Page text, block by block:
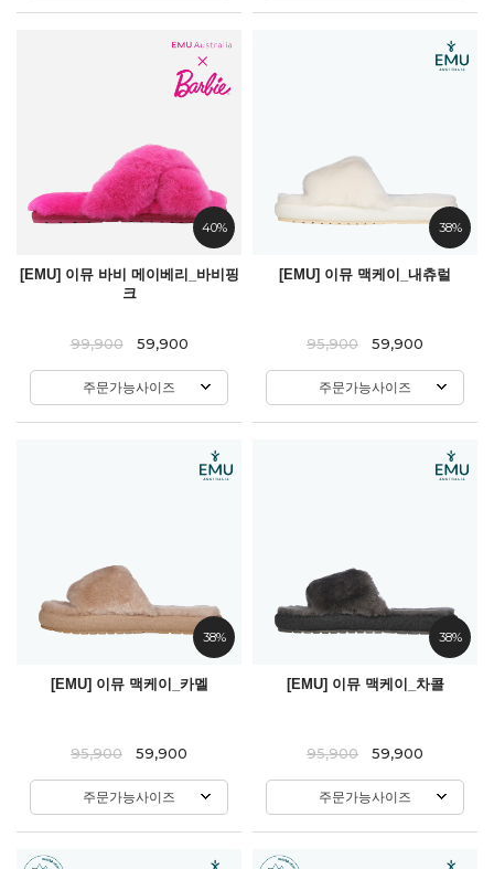
40%
[EMU] 이뮤 바비 메이베리_바비핑
크
99,900 59,900
주문가능사이즈
38%
[EMU] 이뮤 맥케이_내츄럴
95,900 59,900
주문가능사이즈
38%
[EMU] 이뮤 맥케이_카멜
95,900 59,900
주문가능사이즈
38%
[EMU] 이뮤 맥케이_차콜
95,900 59,900
주문가능사이즈